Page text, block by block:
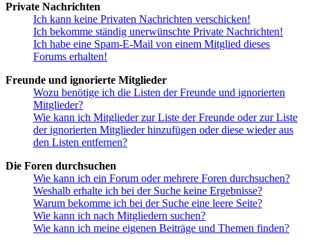
Private Nachrichten
Ich kann keine Privaten Nachrichten verschicken!
Ich bekomme ständig unerwünschte Private Nachrichten!
Ich habe eine Spam-E-Mail von einem Mitglied dieses
Forums erhalten!
Freunde und ignorierte Mitglieder
Wozu benötige ich die Listen der Freunde und ignorierten
Mitglieder?
Wie kann ich Mitglieder zur Liste der Freunde oder zur Liste
der ignorierten Mitglieder hinzufügen oder diese wieder aus
den Listen entfernen?
Die Foren durchsuchen
Wie kann ich ein Forum oder mehrere Foren durchsuchen?
Weshalb erhalte ich bei der Suche keine Ergebnisse?
Warum bekomme ich bei der Suche eine leere Seite?
Wie kann ich nach Mitgliedern suchen?
Wie kann ich meine eigenen Beiträge und Themen finden?